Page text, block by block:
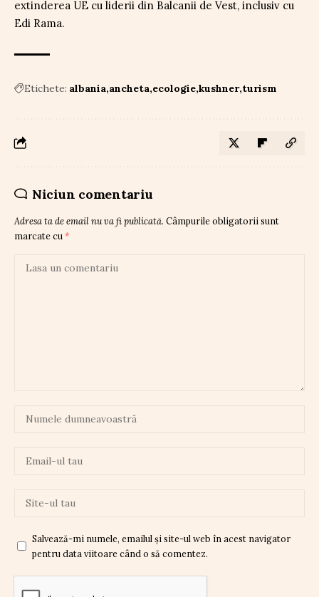
extinderea UE cu liderii din Balcanii de Vest, inclusiv cu
Edi Rama.
Etichete: albania ancheta ecologie kushner turism
Niciun comentariu
Adresa ta de email nu va fi publicată. Câmpurile obligatorii sunt
marcate cu *
Salvează-mi numele, emailul și site-ul web în acest navigator
pentru data viitoare când o să comentez.